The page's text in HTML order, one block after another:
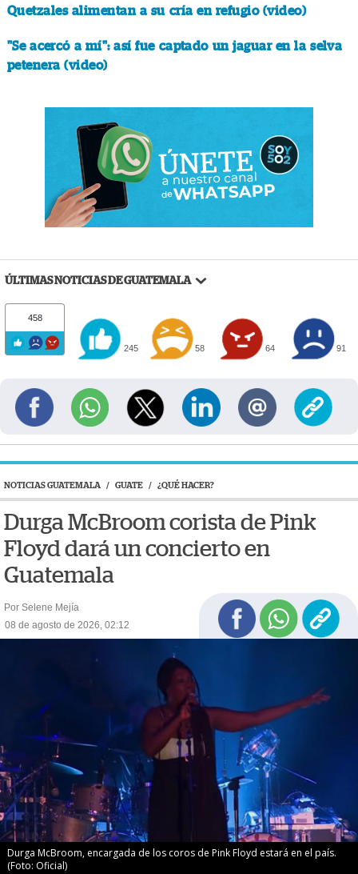
Quetzales alimentan a su cría en refugio (video)
"Se acercó a mí": así fue captado un jaguar en la selva
petenera (video)
ÚLTIMAS NOTICIAS DE GUATEMALA
458
245 58 64 91
NOTICIAS GUATEMALA / GUATE / ¿QUÉ HACER?
Durga McBroom corista de Pink
Floyd dará un concierto en
Guatemala
Por Selene Mejía
08 de agosto de 2026, 02:12
Durga McBroom, encargada de los coros de Pink Floyd estará en el país.
(Foto: Oficial)